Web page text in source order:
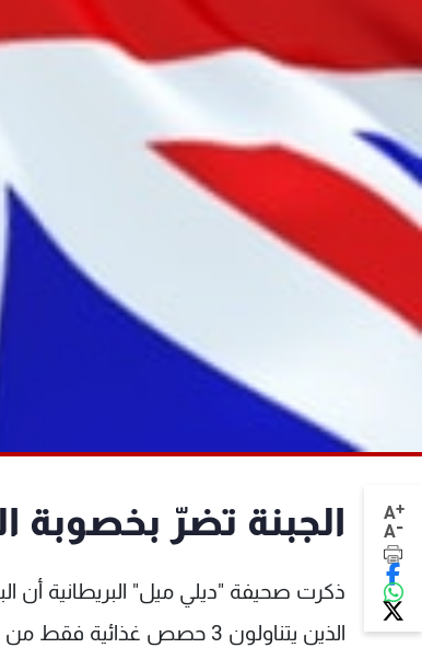
A+
A- الجبنة تضرّ بخصوبة
ذكرت صحيفة "ديلي ميل" البريطانية أن
الذين يتناولون 3 حصص